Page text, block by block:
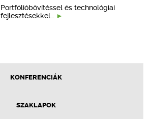
Portfólióbővítéssel és technológiai
fejlesztésekkel…
KONFERENCIÁK
SZAKLAPOK